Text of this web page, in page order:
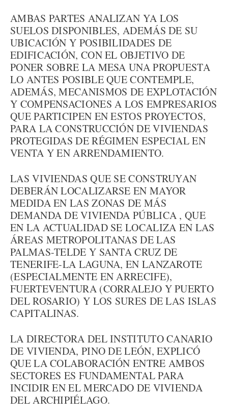
AMBAS PARTES ANALIZAN YA LOS
SUELOS DISPONIBLES, ADEMÁS DE SU
UBICACIÓN Y POSIBILIDADES DE
EDIFICACIÓN, CON EL OBJETIVO DE
PONER SOBRE LA MESA UNA PROPUESTA
LO ANTES POSIBLE QUE CONTEMPLE,
ADEMÁS, MECANISMOS DE EXPLOTACIÓN
Y COMPENSACIONES A LOS EMPRESARIOS
QUE PARTICIPEN EN ESTOS PROYECTOS,
PARA LA CONSTRUCCIÓN DE VIVIENDAS
PROTEGIDAS DE RÉGIMEN ESPECIAL EN
VENTA Y EN ARRENDAMIENTO.
LAS VIVIENDAS QUE SE CONSTRUYAN
DEBERÁN LOCALIZARSE EN MAYOR
MEDIDA EN LAS ZONAS DE MÁS
DEMANDA DE VIVIENDA PÚBLICA , QUE
EN LA ACTUALIDAD SE LOCALIZA EN LAS
ÁREAS METROPOLITANAS DE LAS
PALMAS-TELDE Y SANTA CRUZ DE
TENERIFE-LA LAGUNA, EN LANZAROTE
(ESPECIALMENTE EN ARRECIFE),
FUERTEVENTURA (CORRALEJO Y PUERTO
DEL ROSARIO) Y LOS SURES DE LAS ISLAS
CAPITALINAS.
LA DIRECTORA DEL INSTITUTO CANARIO
DE VIVIENDA, PINO DE LEÓN, EXPLICÓ
QUE LA COLABORACIÓN ENTRE AMBOS
SECTORES ES FUNDAMENTAL PARA
INCIDIR EN EL MERCADO DE VIVIENDA
DEL ARCHIPIÉLAGO.